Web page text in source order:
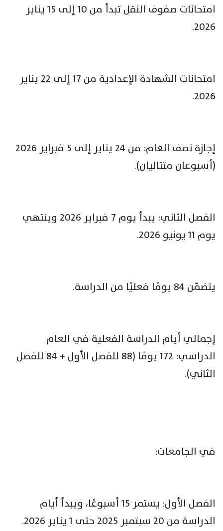
امتحانات صفوف النقل تبدأ من 10 إلى 15 يناير
2026.
امتحانات الشهادة الإعدادية من 17 إلى 22 يناير
2026.
إجازة نصف العام: من 24 يناير إلى 5 فبراير 2026
(أسبوعان متتاليان).
الفصل الثاني: يبدأ يوم 7 فبراير 2026 وينتهي
يوم 11 يونيو 2026.
يتضمّن 84 يومًا فعليًا من الدراسة.
إجمالي أيام الدراسة الفعلية في العام
الدراسي: 172 يومًا (88 للفصل الأول + 84 للفصل
الثاني).
في الجامعات:
الفصل الأول: يستمر 15 أسبوعًا، ويبدأ أيام
الدراسة من 20 سبتمبر 2025 حتى 1 يناير 2026.